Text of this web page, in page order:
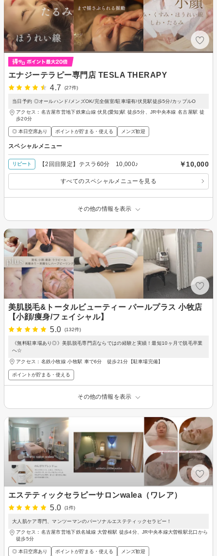
エナジーテラピー専門店 TESLA THERAPY
4.7
(27件)
当日予約 ◎オールハンド/メンズOK/完全個室/駐車場有/伏見駅徒歩5分/カップルO
アクセス：名古屋市営地下鉄東山線 伏見(愛知)駅 徒歩5分、JR中央本線 名古屋駅 徒
歩20分
◎ 本日空席あり ポイントが貯まる・使える メンズ歓迎
スペシャルメニュー
リピート 【2回目限定】テスラ60分 10,000♪ ￥10,000
すべてのスペシャルメニューを見る
その他の情報を表示
美肌脱毛&トータルビューティー パールプラス 小牧店
【小顔/痩身/フェイシャル】
5.0
(132件)
《無料駐車場あり◎》美肌脱毛専門店ならではの経験と実績！最短10ヶ月で脱毛卒業
へ☆
アクセス：名鉄小牧線 小牧駅 車で6分 徒歩21分【駐車場完備】
ポイントが貯まる・使える
その他の情報を表示
エステティックセラピーサロンwalea（ワレア）
5.0
(1件)
大人肌ケア専門、マンツーマンのパーソナルエステティックセラピー！
アクセス：名古屋市営地下鉄名城線 大曽根駅 徒歩4分、JR中央本線大曽根駅北口から
徒歩5分
◎ 本日空席あり ポイントが貯まる・使える メンズ歓迎